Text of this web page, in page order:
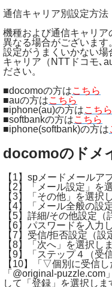
通信キャリア別設定方法
機種および通信キャリア
異なる場合がございます
設定がうまくいかない
キャリア（NTTドコモ､
ださい。
■docomoの方はこちら
■auの方はこちら
■iphone(au)の方はこちら
■softbankの方はこちら
■iphone(softbank)の方は
docomoのドメ
【1】spメードメールア
【2】「メール設定」を
【3】「その他」を選択
【4】「メール全般の設
【5】詳細/その他設定（
【6】パスワードを入力
【7】受信/拒否設定（設
【8】「次へ」を選択し
【9】「ステップ４（受
【10】「▽個別に受信
「@original-puzzle.com
して「登録」を選択しま